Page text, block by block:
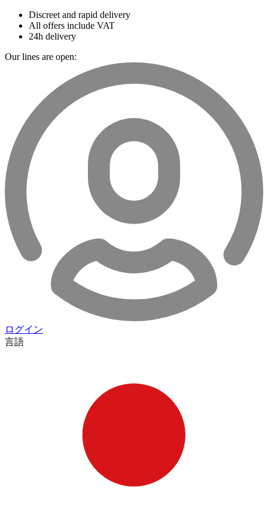
Discreet and rapid delivery
All offers include VAT
24h delivery
Our lines are open:
ログイン
言語